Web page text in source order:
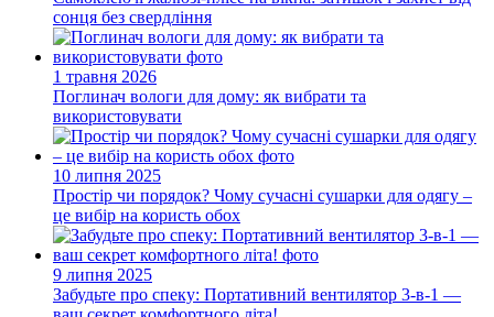
сонця без свердління
1 травня 2026
Поглинач вологи для дому: як вибрати та
використовувати
10 липня 2025
Простір чи порядок? Чому сучасні сушарки для одягу –
це вибір на користь обох
9 липня 2025
Забудьте про спеку: Портативний вентилятор 3-в-1 —